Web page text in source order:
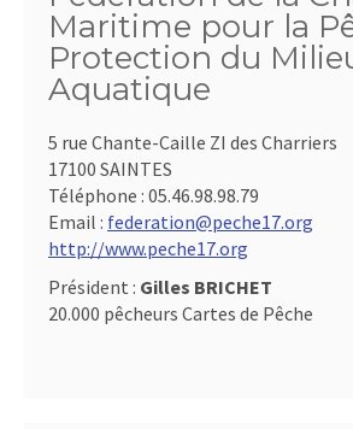
Maritime pour la
Protection du
Aquatique
5 rue Chante-Caille ZI des Charriers
17100 SAINTES
Téléphone : 05.46.98.98.79
Email : federation@peche17.org
http://www.peche17.org
Président : Gilles BRICHET
20.000 pêcheurs Cartes de Pêche